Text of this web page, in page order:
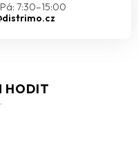
7:30–15:00
HODIT